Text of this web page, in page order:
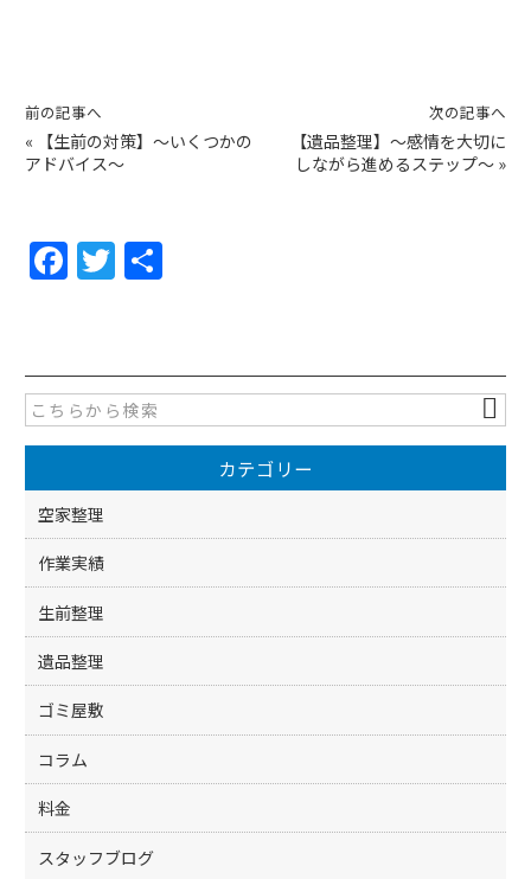
前の記事へ
«
【生前の対策】～いくつかの
アドバイス～
次の記事へ
【遺品整理】～感情を大切に
しながら進めるステップ～ »
F
a
e
b
o
o
k
T
w
er
カテゴリー
空家整理
作業実績
生前整理
遺品整理
ゴミ屋敷
コラム
料金
スタッフブログ